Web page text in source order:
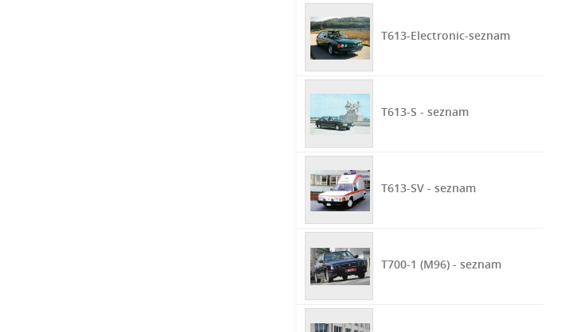
T613-Electronic-seznam
T613-S - seznam
T613-SV - seznam
T700-1 (M96) - seznam